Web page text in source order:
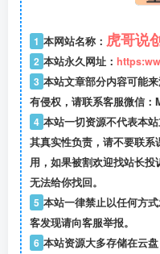
1 本网站名称： 虎哥说
2 本站永久网址：
3 本站文章部分内容可能
有侵权，请联系客服微信：
4 本站一切资源不代表本
其真实性负责，请不要联
用，如果被割欢迎找站长
无法给你找回。
5 本站一律禁止以任何方
客发现请向客服举报。
6 本站资源大多存储在云